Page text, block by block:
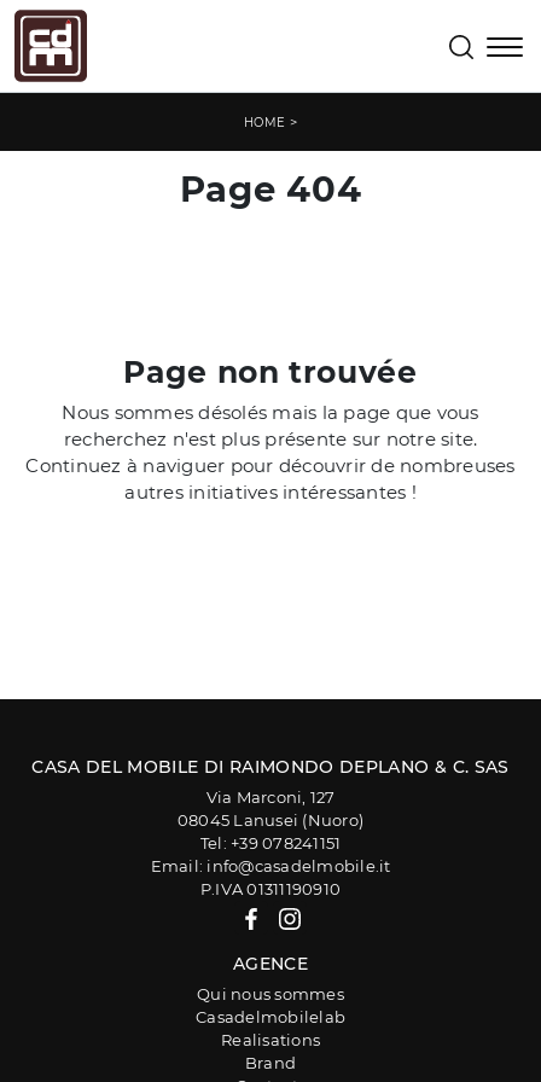
HOME >
Page 404
Page non trouvée
Nous sommes désolés mais la page que vous
recherchez n'est plus présente sur notre site.
Continuez à naviguer pour découvrir de nombreuses
autres initiatives intéressantes !
CASA DEL MOBILE DI RAIMONDO DEPLANO & C. SAS
Via Marconi, 127
08045 Lanusei (Nuoro)
Tel: +39 078241151
Email: info@casadelmobile.it
P.IVA 01311190910
AGENCE
Qui nous sommes
Casadelmobilelab
Realisations
Brand